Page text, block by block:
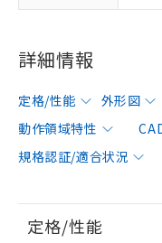
詳細情報
定格/性能 外形図
動作領域特性
規格認証/適合状況
定格/性能